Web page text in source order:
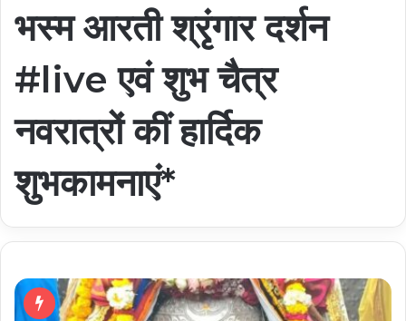
भस्म आरती श्रृंगार दर्शन
#live एवं शुभ चैत्र
नवरात्रों कीं हार्दिक
शुभकामनाएं*